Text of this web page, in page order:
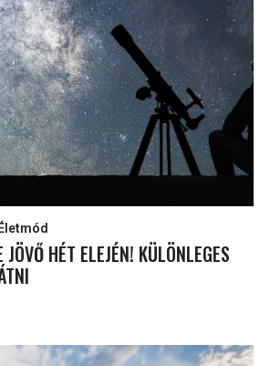
Életmód
JÖVŐ HÉT ELEJÉN! KÜLÖNLEGES